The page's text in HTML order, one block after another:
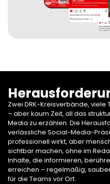
Zwei DRK-Kreisverbände,
– aber kaum Zeit, all das
Media zu erzählen. Die
verlässliche Social-Media-
professionell wirkt, aber
sichtbar machen, ohne im
Inhalte, die informieren,
erreichen – regelmäßig,
für die Teams vor Ort.